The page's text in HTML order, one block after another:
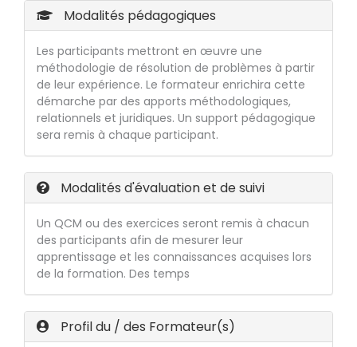
Modalités pédagogiques
Les participants mettront en œuvre une
méthodologie de résolution de problèmes à partir
de leur expérience. Le formateur enrichira cette
démarche par des apports méthodologiques,
relationnels et juridiques. Un support pédagogique
sera remis à chaque participant.
Modalités d'évaluation et de suivi
Un QCM ou des exercices seront remis à chacun
des participants afin de mesurer leur
apprentissage et les connaissances acquises lors
de la formation. Des temps
Profil du / des Formateur(s)